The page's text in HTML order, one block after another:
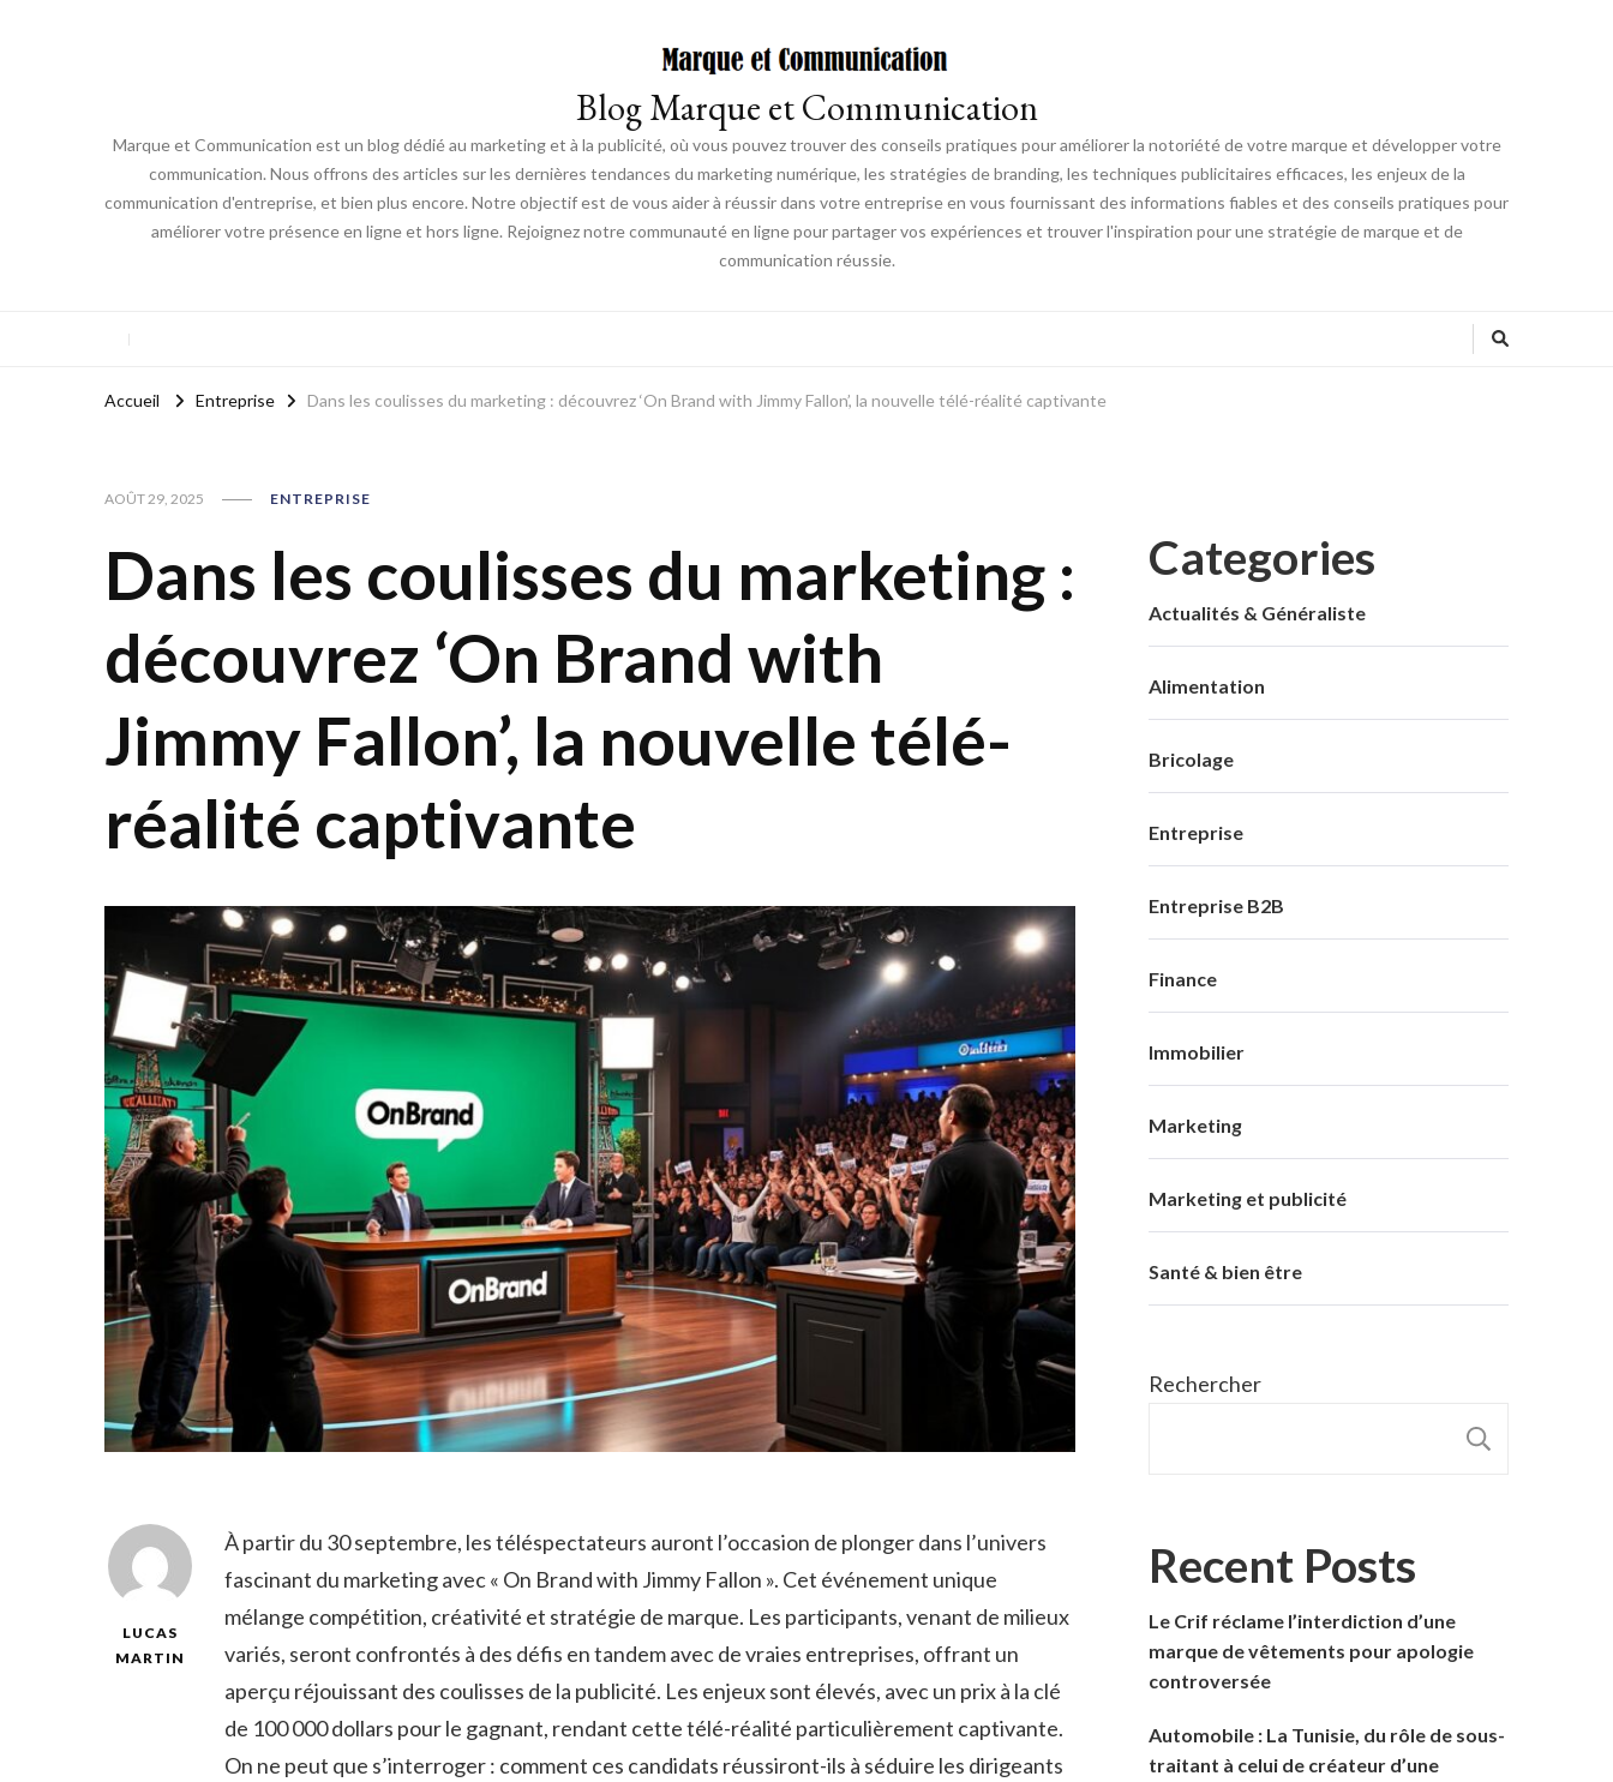
Blog Marque et Communication
Marque et Communication est un blog dédié au marketing et à la publicité, où vous pouvez trouver des conseils pratiques pour améliorer la notoriété de votre marque et développer votre
communication. Nous offrons des articles sur les dernières tendances du marketing numérique, les stratégies de branding, les techniques publicitaires efficaces, les enjeux de la
communication d'entreprise, et bien plus encore. Notre objectif est de vous aider à réussir dans votre entreprise en vous fournissant des informations fiables et des conseils pratiques pour
améliorer votre présence en ligne et hors ligne. Rejoignez notre communauté en ligne pour partager vos expériences et trouver l'inspiration pour une stratégie de marque et de
communication réussie.
Accueil Entreprise Dans les coulisses du marketing : découvrez ‘On Brand with Jimmy Fallon’, la nouvelle télé-réalité captivante
AOÛT 29, 2025 ENTREPRISE
Dans les coulisses du marketing :
découvrez ‘On Brand with
Jimmy Fallon’, la nouvelle télé-
réalité captivante
LUCAS
MARTIN
À partir du 30 septembre, les téléspectateurs auront l’occasion de plonger dans l’univers
fascinant du marketing avec « On Brand with Jimmy Fallon ». Cet événement unique
mélange compétition, créativité et stratégie de marque. Les participants, venant de milieux
variés, seront confrontés à des défis en tandem avec de vraies entreprises, offrant un
aperçu réjouissant des coulisses de la publicité. Les enjeux sont élevés, avec un prix à la clé
de 100 000 dollars pour le gagnant, rendant cette télé-réalité particulièrement captivante.
On ne peut que s’interroger : comment ces candidats réussiront-ils à séduire les dirigeants
Categories
Actualités & Généraliste
Alimentation
Bricolage
Entreprise
Entreprise B2B
Finance
Immobilier
Marketing
Marketing et publicité
Santé & bien être
Rechercher
Recent Posts
Le Crif réclame l’interdiction d’une
marque de vêtements pour apologie
controversée
Automobile : La Tunisie, du rôle de sous-
traitant à celui de créateur d’une